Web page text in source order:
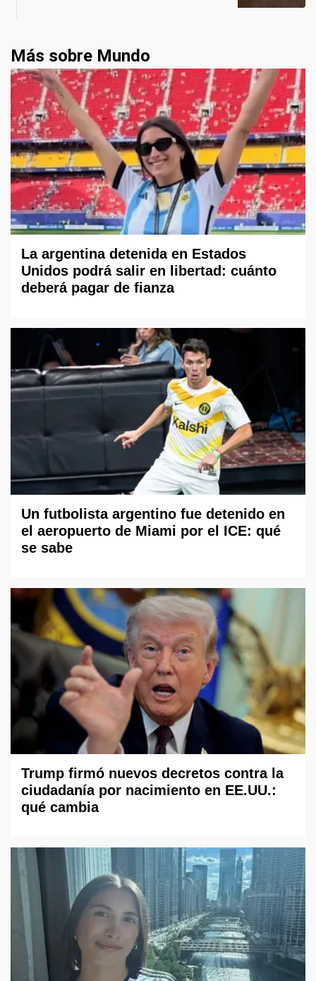
Más sobre Mundo
La argentina detenida en Estados
Unidos podrá salir en libertad: cuánto
deberá pagar de fianza
Un futbolista argentino fue detenido en
el aeropuerto de Miami por el ICE: qué
se sabe
Trump firmó nuevos decretos contra la
ciudadanía por nacimiento en EE.UU.:
qué cambia